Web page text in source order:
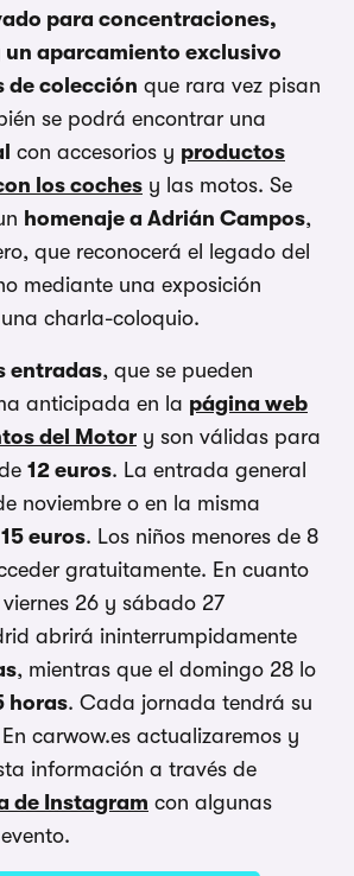
para concentraciones,
aparcamiento exclusivo
de colección que rara vez pisan
se podrá encontrar una
con accesorios y productos
los coches y las motos. Se
homenaje a Adrián Campos,
que reconocerá el legado del
mediante una exposición
charla-coloquio.
entradas, que se pueden
anticipada en la página web
del Motor y son válidas para
12 euros. La entrada general
noviembre o en la misma
15 euros. Los niños menores de 8
gratuitamente. En cuanto
viernes 26 y sábado 27
abrirá ininterrumpidamente
, mientras que el domingo 28 lo
horas. Cada jornada tendrá su
carwow.es actualizaremos y
información a través de
de Instagram con algunas